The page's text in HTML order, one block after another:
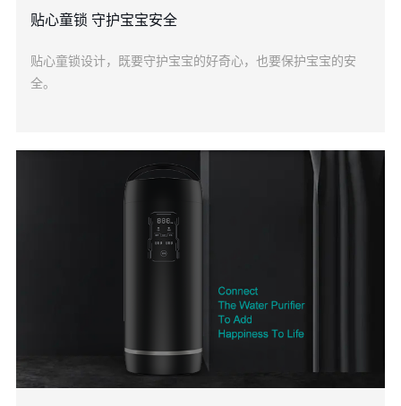
贴心童锁 守护宝宝安全
贴心童锁设计，既要守护宝宝的好奇心，也要保护宝宝的安
全。